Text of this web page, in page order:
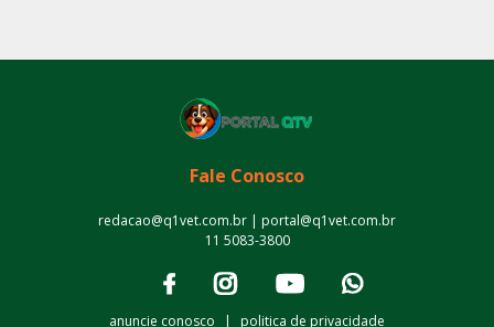
Fale Conosco
redacao@q1vet.com.br | portal@q1vet.com.br
11 5083-3800
anuncie conosco | politica de privacidade